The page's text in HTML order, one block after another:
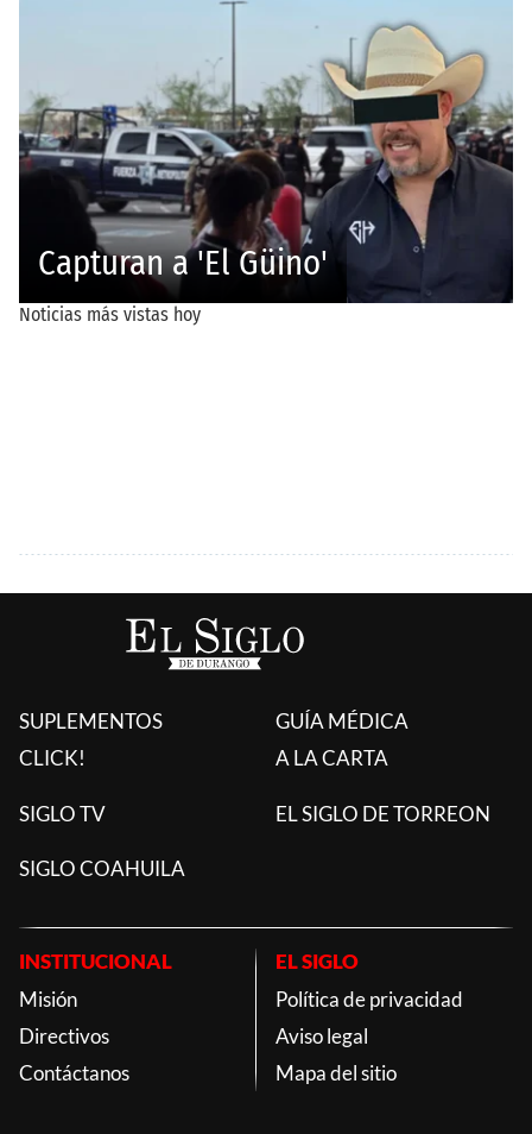
SUPLEMENTOS
CLICK!
GUÍA MÉDICA
A LA CARTA
SIGLO TV EL SIGLO DE TORREON
SIGLO COAHUILA
INSTITUCIONAL
Misión
Directivos
Contáctanos
EL SIGLO
Política de privacidad
Aviso legal
Mapa del sitio